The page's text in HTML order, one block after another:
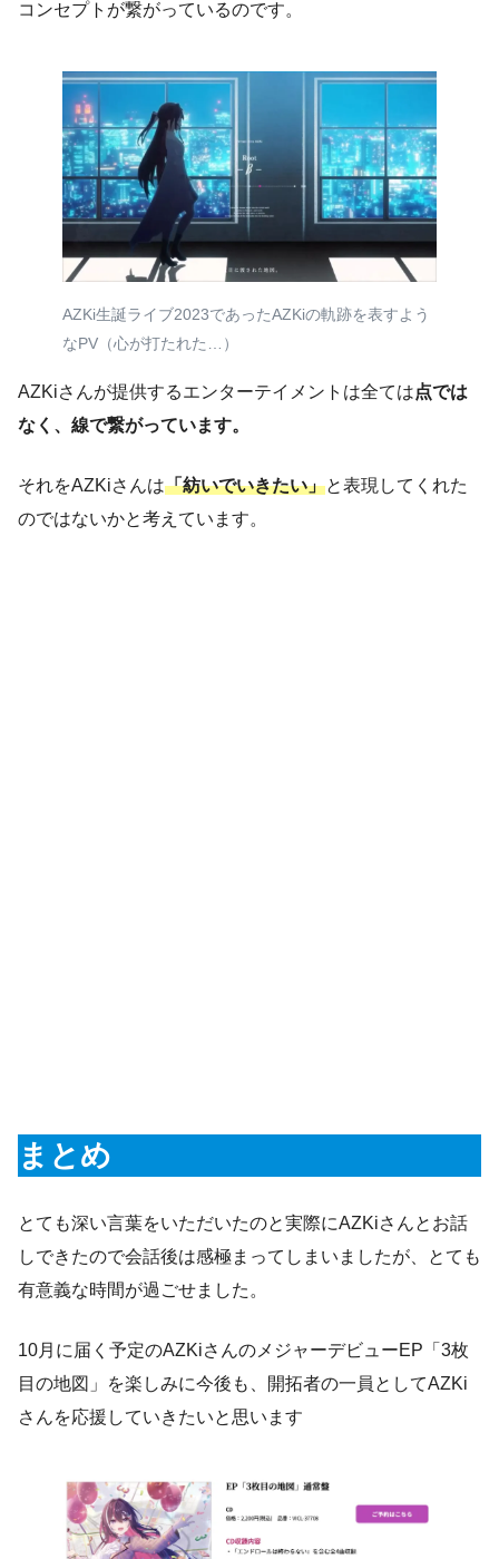
コンセプトが繋がっているのです。
AZKi生誕ライブ2023であったAZKiの軌跡を表すよう
なPV（心が打たれた…）
AZKiさんが提供するエンターテイメントは全ては点では
なく、線で繋がっています。
それをAZKiさんは「紡いでいきたい」と表現してくれた
のではないかと考えています。
まとめ
とても深い言葉をいただいたのと実際にAZKiさんとお話
しできたので会話後は感極まってしまいましたが、とても
有意義な時間が過ごせました。
10月に届く予定のAZKiさんのメジャーデビューEP「3枚
目の地図」を楽しみに今後も、開拓者の一員としてAZKi
さんを応援していきたいと思います